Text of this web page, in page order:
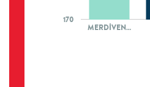
MERDİVEN…
170